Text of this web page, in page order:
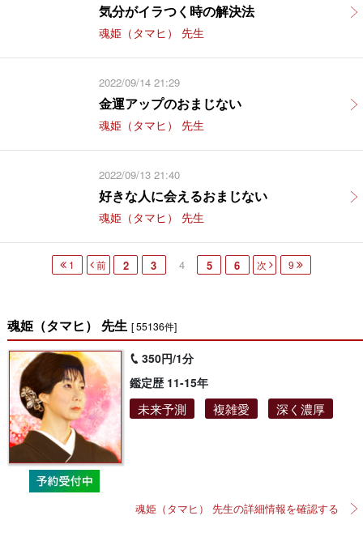
気分がイラつく時の解決法
魂姫（タマヒ） 先生
2022/09/14 21:29
金運アップのおまじない
魂姫（タマヒ） 先生
2022/09/13 21:40
好きな人に会えるおまじない
魂姫（タマヒ） 先生
1 前 2 3 4 5 6 次 9
魂姫（タマヒ） 先生 [ 55136件]
350円/1分
鑑定歴 11-15年
未来予測 複雑愛 深く濃厚
魂姫（タマヒ） 先生の詳細情報を確認する